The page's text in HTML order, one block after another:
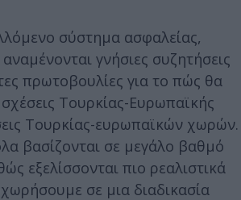
σύστημα ασφαλείας,
γνήσιες συζητήσεις
πρωτοβουλίες για το πώς θα
Τουρκίας-Ευρωπαϊκής
Τουρκίας-ευρωπαϊκών χωρών.
βασίζονται σε μεγάλο βαθμό
εξελίσσονται πιο ρεαλιστικά
σε μια διαδικασία